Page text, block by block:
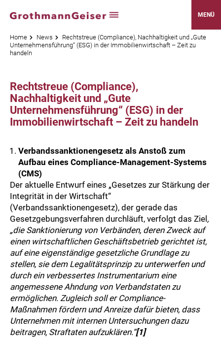
MENÜ
Home News
Rechtstreue (Compliance), Nachhaltigkeit und „Gute
Unternehmensführung“ (ESG) in der Immobilienwirtschaft – Zeit zu
handeln
Rechtstreue (Compliance),
Nachhaltigkeit und „Gute
Unternehmensführung“ (ESG) in der
Immobilienwirtschaft – Zeit zu handeln
Verbandssanktionengesetz als Anstoß zum
Aufbau eines Compliance-Management-Systems
(CMS)
Der aktuelle Entwurf eines „Gesetzes zur Stärkung der
Integrität in der Wirtschaft“
(Verbandssanktionengesetz), der gerade das
Gesetzgebungsverfahren durchläuft, verfolgt das Ziel ,
„die Sanktionierung von Verbänden, deren Zweck auf
einen wirtschaftlichen Geschäftsbetrieb gerichtet ist,
auf eine eigenständige gesetzliche Grundlage zu
stellen, sie dem Legalitätsprinzip zu unterwerfen und
durch ein verbessertes Instrumentarium eine
angemessene Ahndung von Verbandstaten zu
ermöglichen. Zugleich soll er Compliance-
Maßnahmen fördern und Anreize dafür bieten, dass
Unternehmen mit internen Untersuchungen dazu
beitragen, Straftaten aufzuklären.“[1]